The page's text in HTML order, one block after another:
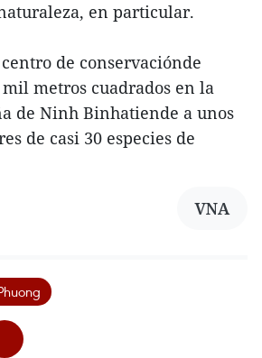
en particular.
de conservaciónde
metros cuadrados en la
de Ninh Binhatiende a unos
de casi 30 especies de
VNA